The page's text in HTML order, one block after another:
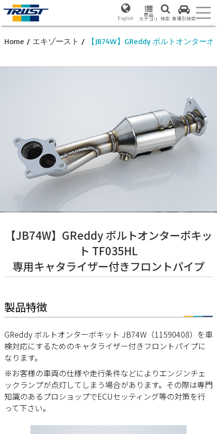
English 商品
カテゴリ 検索 車種別検索
Home / エキゾースト / 【JB74W】GReddy ボルトオンター
【JB74W】GReddy ボルトオンターボキッ
ト TF035HL
専用キャタライザー付きフロントパイプ
製品特徴
GReddy ボルトオンターボキット JB74W（11590408）を車
検対応にするためのキャタライザー付きフロントパイプに
なります。
※お客様の車両の仕様や走行条件などによりエンジンチェ
ックランプが点灯してしまう場合があります。その際は専門
知識のあるプロショップでECUセッティング等の対策を行
って下さい。